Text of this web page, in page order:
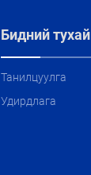
Бидний тухай
Танилцуулга
Удирдлага